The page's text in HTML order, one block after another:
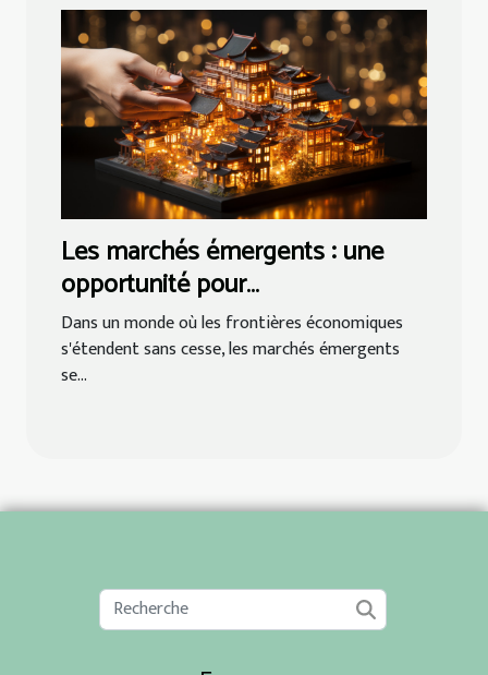
Les marchés émergents : une
opportunité pour
l'investissement immobilier
Dans un monde où les frontières économiques
s'étendent sans cesse, les marchés émergents
se...